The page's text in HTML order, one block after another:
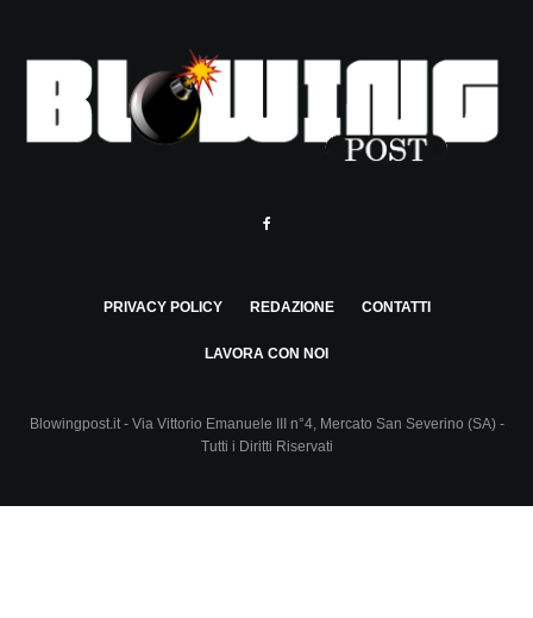
PRIVACY POLICY REDAZIONE CONTATTI
LAVORA CON NOI
Blowingpost.it - Via Vittorio Emanuele III n°4, Mercato San Severino (SA) -
Tutti i Diritti Riservati